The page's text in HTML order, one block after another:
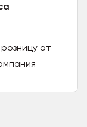
от